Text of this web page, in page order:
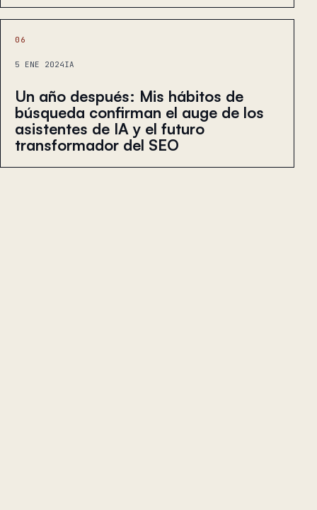
06
5 ENE 2024IA
Un año después: Mis hábitos de
búsqueda confirman el auge de los
asistentes de IA y el futuro
transformador del SEO